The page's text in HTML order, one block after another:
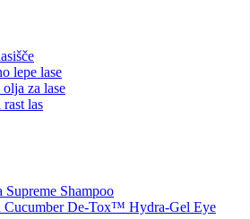
lepe lase
za lase
las
Supreme Shampoo
Cucumber De-Tox™ Hydra-Gel Eye